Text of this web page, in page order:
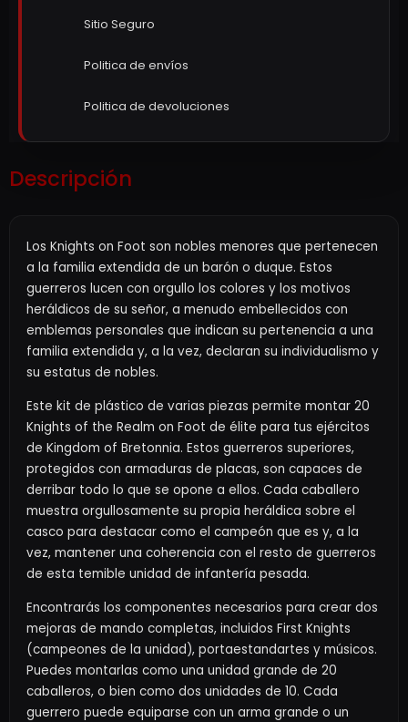
Sitio Seguro
Politica de envíos
Politica de devoluciones
Descripción
Los Knights on Foot son nobles menores que pertenecen
a la familia extendida de un barón o duque. Estos
guerreros lucen con orgullo los colores y los motivos
heráldicos de su señor, a menudo embellecidos con
emblemas personales que indican su pertenencia a una
familia extendida y, a la vez, declaran su individualismo y
su estatus de nobles.
Este kit de plástico de varias piezas permite montar 20
Knights of the Realm on Foot de élite para tus ejércitos
de Kingdom of Bretonnia. Estos guerreros superiores,
protegidos con armaduras de placas, son capaces de
derribar todo lo que se opone a ellos. Cada caballero
muestra orgullosamente su propia heráldica sobre el
casco para destacar como el campeón que es y, a la
vez, mantener una coherencia con el resto de guerreros
de esta temible unidad de infantería pesada.
Encontrarás los componentes necesarios para crear dos
mejoras de mando completas, incluidos First Knights
(campeones de la unidad), portaestandartes y músicos.
Puedes montarlas como una unidad grande de 20
caballeros, o bien como dos unidades de 10. Cada
guerrero puede equiparse con un arma grande o un